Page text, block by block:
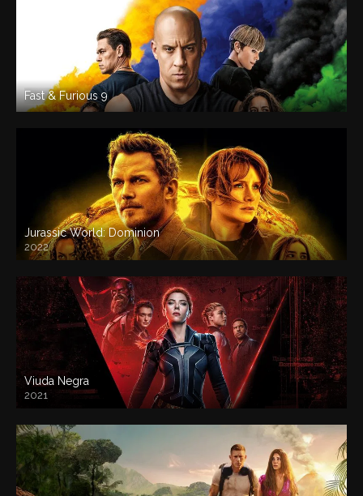
Fast & Furious 9
Jurassic World: Dominion
2022
Viuda Negra
2021